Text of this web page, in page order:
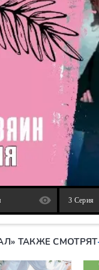
3 Серия
ТАКЖЕ СМОТРЯТ